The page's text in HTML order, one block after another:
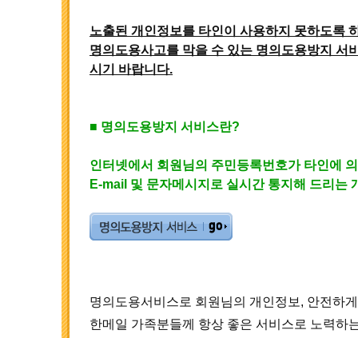
노출된 개인정보를 타인이 사용하지 못하도록
명의도용사고를 막을 수 있는 명의도용방지 서
시기 바랍니다.
■ 명의도용방지 서비스란?
인터넷에서 회원님의 주민등록번호가 타인에
E-mail 및 문자메시지로 실시간 통지해 드리는
명의도용서비스로 회원님의 개인정보, 안전하
한메일 가족분들께 항상 좋은 서비스로 노력하